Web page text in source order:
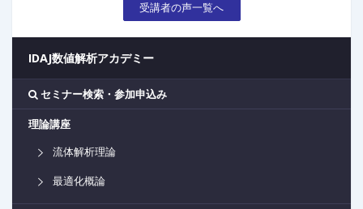
受講者の声一覧へ
IDAJ数値解析アカデミー
セミナー検索・参加申込み
理論講座
流体解析理論
最適化概論